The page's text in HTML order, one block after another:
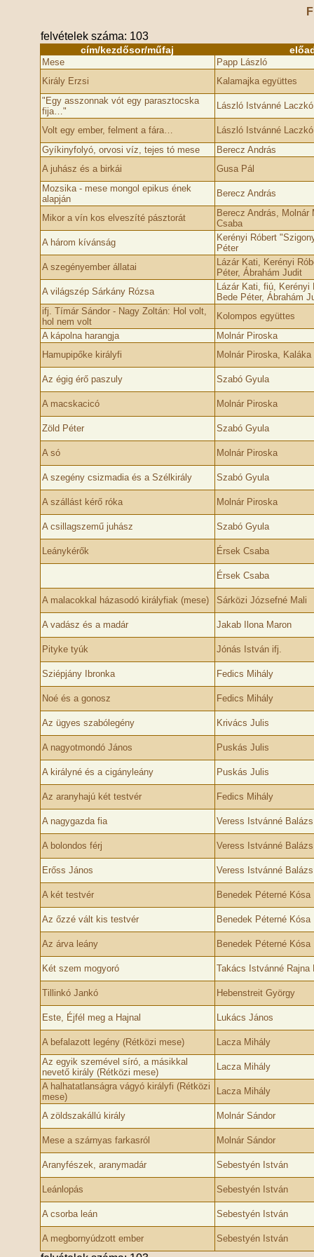
felvételek száma: 103
cím/kezdősor/műfaj
Mese
Papp László
Király Erzsi
Kalamajka együttes
"Egy asszonnak vót egy parasztocska
fija…"
László Istvánné
Volt egy ember, felment a fára…
László Istvánné
Gyíkinyfolyó, orvosi víz, tejes tó mese
Berecz András
A juhász és a birkái
Gusa Pál
Mozsika - mese mongol epikus ének
alapján
Berecz András
Mikor a vín kos elveszíté pásztorát
Berecz András, Molnár
Csaba
A három kívánság
Kerényi Róbert
Péter
A szegényember állatai
Lázár Kati, Kerényi
Péter, Ábrahám Judit
A világszép Sárkány Rózsa
Lázár Kati, fiú, Kerényi
Bede Péter, Ábrahám
ifj. Tímár Sándor - Nagy Zoltán: Hol volt,
hol nem volt
Kolompos együttes
A kápolna harangja
Molnár Piroska
Hamupipőke királyfi
Molnár Piroska,
Az égig érő paszuly Szabó Gyula
A macskacicó Molnár Piroska
Zöld Péter Szabó Gyula
A só Molnár Piroska
A szegény csizmadia és a Szélkirály Szabó Gyula
A szállást kérő róka Molnár Piroska
A csillagszemű juhász Szabó Gyula
Leánykérők Érsek Csaba
Érsek Csaba
A malacokkal házasodó királyfiak (mese) Sárközi Józsefné Mali
A vadász és a madár Jakab Ilona Maron
Pityke tyúk Jónás István ifj.
Sziépjány Ibronka Fedics Mihály
Noé és a gonosz Fedics Mihály
Az ügyes szabólegény Krivács Julis
A nagyotmondó János Puskás Julis
A királyné és a cigányleány Puskás Julis
Az aranyhajú két testvér Fedics Mihály
A nagygazda fia Veress Istvánné
A bolondos férj Veress Istvánné
Erőss János Veress Istvánné
A két testvér Benedek Péterné Kósa
Az őzzé vált kis testvér Benedek Péterné Kósa
Az árva leány Benedek Péterné Kósa
Két szem mogyoró Takács Istvánné Rajna
Tillinkó Jankó Hebenstreit György
Este, Éjfél meg a Hajnal Lukács János
A befalazott legény (Rétközi mese)
Lacza Mihály
Az egyik szemével síró, a másikkal
nevető király (Rétközi mese)
Lacza Mihály
A halhatatlanságra vágyó királyfi (Rétközi
mese)
Lacza Mihály
A zöldszakállú király Molnár Sándor
Mese a szárnyas farkasról Molnár Sándor
Aranyfészek, aranymadár Sebestyén István
Leánlopás Sebestyén István
A csorba leán Sebestyén István
A megbornyúdzott ember Sebestyén István